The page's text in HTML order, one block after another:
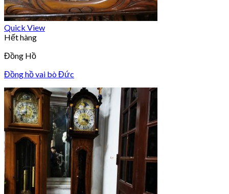
Quick View
Hết hàng
Đồng Hồ
Đồng hồ vai bò Đức